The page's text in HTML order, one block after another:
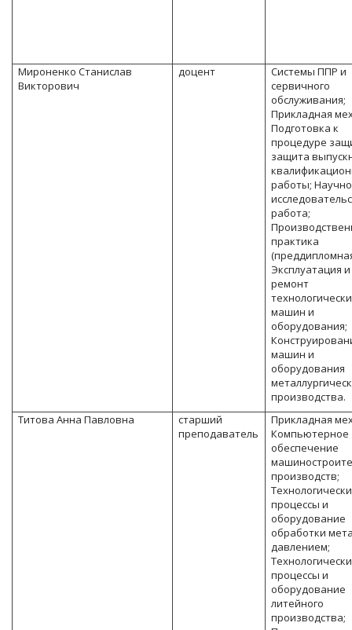
Мироненко Станислав
Викторович
доцент
Системы ППР и
сервичного
обслуживания;
Прикладная
Подготовка к
процедуре
защита
работы;
работа;
практика
Эксплуатация и
ремонт
машин и
оборудования;
машин и
оборудования
производства.
Титова Анна Павловна
старший
преподаватель
Прикладная
Компьютерное
обеспечение
производств;
процессы и
оборудование
обработки
давлением;
процессы и
оборудование
литейного
производства;